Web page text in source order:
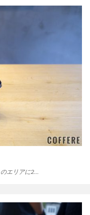
エリアに2…